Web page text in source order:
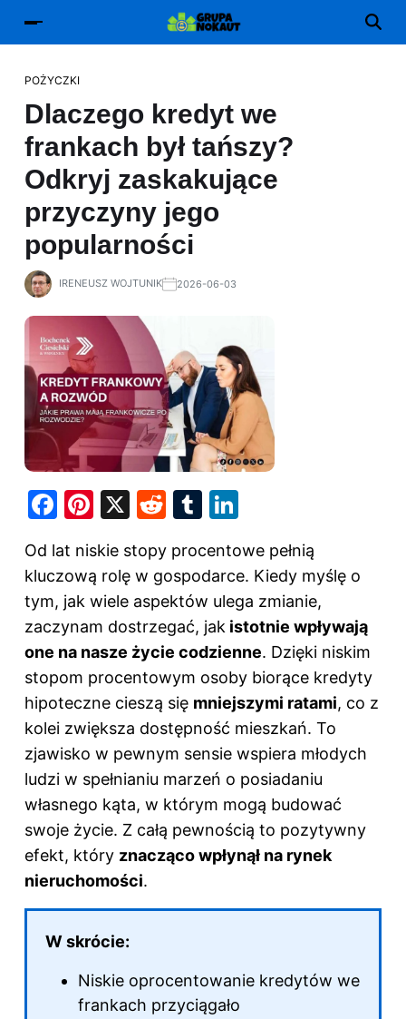
POŻYCZKI
Dlaczego kredyt we
frankach był tańszy?
Odkryj zaskakujące
przyczyny jego
popularności
IRENEUSZ WOJTUNIK 2026-06-03
F
c
e
b
o
o
k
Pi
er
e
st
X
R
d
di
t
T
m
bl
r
k
e
dI
n
Od lat niskie stopy procentowe pełnią
kluczową rolę w gospodarce. Kiedy myślę o
tym, jak wiele aspektów ulega zmianie,
zaczynam dostrzegać, jak istotnie wpływają
one na nasze życie codzienne. Dzięki niskim
stopom procentowym osoby biorące kredyty
hipoteczne cieszą się mniejszymi ratami, co z
kolei zwiększa dostępność mieszkań. To
zjawisko w pewnym sensie wspiera młodych
ludzi w spełnianiu marzeń o posiadaniu
własnego kąta, w którym mogą budować
swoje życie. Z całą pewnością to pozytywny
efekt, który znacząco wpłynął na rynek
nieruchomości.
W skrócie:
Niskie oprocentowanie kredytów we
frankach przyciągało